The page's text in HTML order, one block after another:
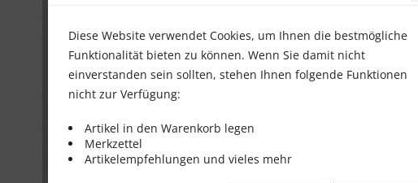
Inhalt:
inkl. MwSt.
Sofort
Diese Website verwendet Cookies, um Ihnen die bestmögliche
Funktionalität bieten zu können. Wenn Sie damit nicht
einverstanden sein sollten, stehen Ihnen folgende Funktionen
nicht zur Verfügung:
Artikel in den Warenkorb legen
Merkzettel
Artikelempfehlungen und vieles mehr